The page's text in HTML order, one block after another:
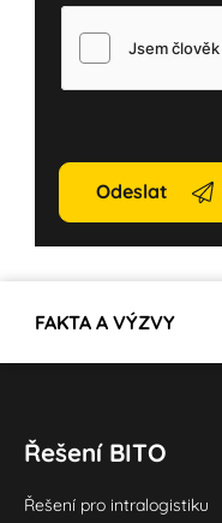
Odeslat
FAKTA A VÝZVY
Řešení BITO
Řešení pro intralogistiku